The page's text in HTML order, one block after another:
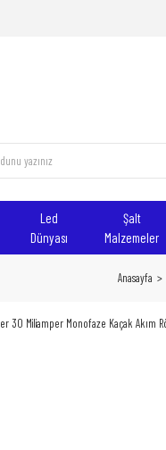
Led
Dünyası
Şalt
Malzemeler
Anasayfa